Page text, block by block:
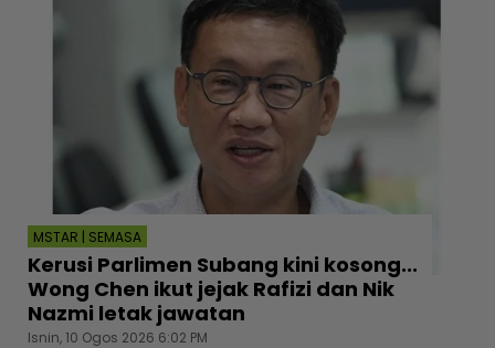
MSTAR | SEMASA
Kerusi Parlimen Subang kini kosong...
Wong Chen ikut jejak Rafizi dan Nik
Nazmi letak jawatan
Isnin, 10 Ogos 2026 6:02 PM